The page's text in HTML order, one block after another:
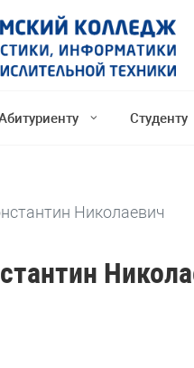
Студенту
Николаевич